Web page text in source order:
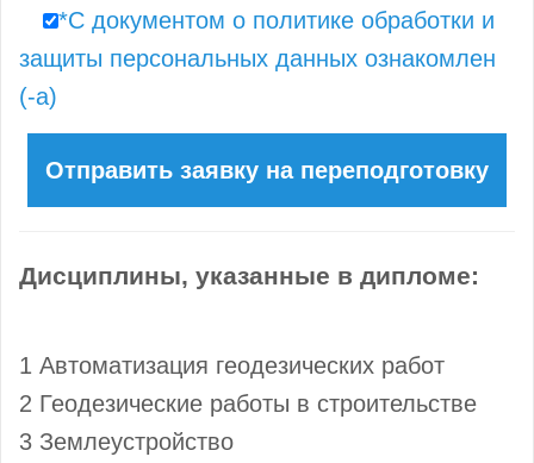
*С документом о политике обработки и
защиты персональных данных ознакомлен
(-а)
Дисциплины, указанные в дипломе:
1 Автоматизация геодезических работ
2 Геодезические работы в строительстве
3 Землеустройство